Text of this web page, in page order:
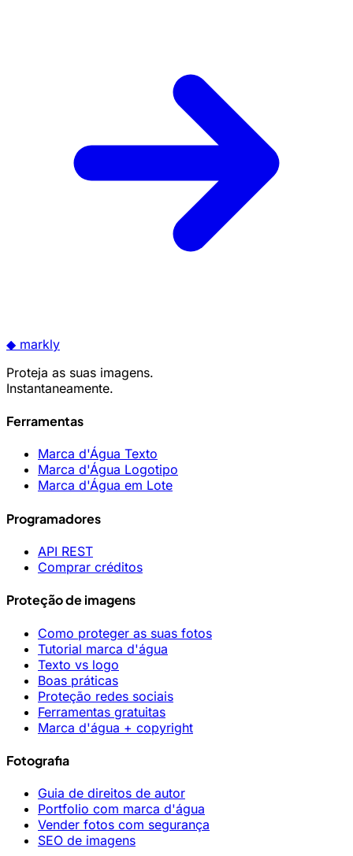
◆ markly
Proteja as suas imagens.
Instantaneamente.
Ferramentas
Marca d'Água Texto
Marca d'Água Logotipo
Marca d'Água em Lote
Programadores
API REST
Comprar créditos
Proteção de imagens
Como proteger as suas fotos
Tutorial marca d'água
Texto vs logo
Boas práticas
Proteção redes sociais
Ferramentas gratuitas
Marca d'água + copyright
Fotografia
Guia de direitos de autor
Portfolio com marca d'água
Vender fotos com segurança
SEO de imagens